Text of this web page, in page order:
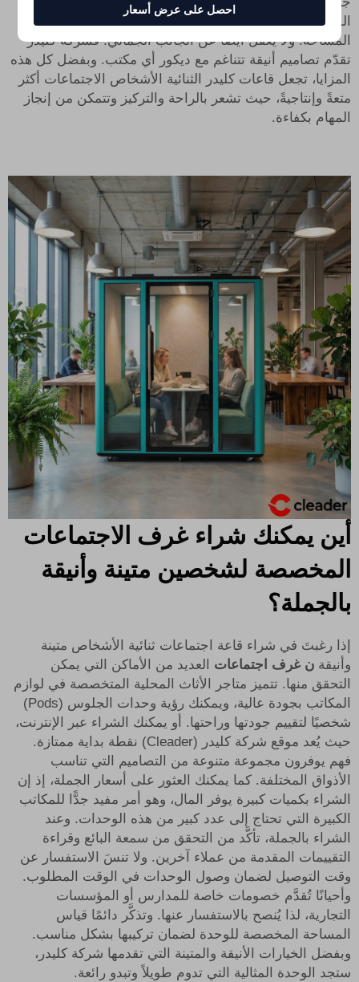
المحمولة والقهوة، مما يساعد في الحفاظ على نظافة
المساحة. ولا يُغفل أيضًا عن الجانب الجمالي! فشركة كليدر
تقدّم تصاميم أنيقة تتناغم مع ديكور أي مكتب. وبفضل كل هذه
المزايا، تجعل قاعات كليدر الثنائية الأشخاص الاجتماعات أكثر
متعةً وإنتاجيةً، حيث تشعر بالراحة والتركيز وتتمكن من إنجاز
المهام بكفاءة.
أين يمكنك شراء غرف الاجتماعات
المخصصة لشخصين متينة وأنيقة
بالجملة؟
إذا رغبتَ في شراء قاعة اجتماعات ثنائية الأشخاص متينة
وأنيقة ن غرف اجتماعات
العديد من الأماكن التي يمكن
التحقق منها. تتميز متاجر الأثاث المحلية المتخصصة في لوازم
المكاتب بجودة عالية، ويمكنك رؤية وحدات الجلوس (Pods)
شخصيًا لتقييم جودتها وراحتها. أو يمكنك الشراء عبر الإنترنت،
حيث يُعد موقع شركة كليدر (Cleader) نقطة بداية ممتازة.
فهم يوفرون مجموعة متنوعة من التصاميم التي تناسب
الأذواق المختلفة. كما يمكنك العثور على أسعار الجملة، إذ إن
الشراء بكميات كبيرة يوفر المال، وهو أمر مفيد جدًّا للمكاتب
الكبيرة التي تحتاج إلى عدد كبير من هذه الوحدات. وعند
الشراء بالجملة، تأكَّد من التحقق من سمعة البائع وقراءة
التقييمات المقدمة من عملاء آخرين. ولا تنسَ الاستفسار عن
وقت التوصيل لضمان وصول الوحدات في الوقت المطلوب.
وأحيانًا تُقدَّم خصومات خاصة للمدارس أو المؤسسات
التجارية، لذا يُنصح بالاستفسار عنها. وتذكَّر دائمًا قياس
المساحة المخصصة للوحدة لضمان تركيبها بشكل مناسب.
وبفضل الخيارات الأنيقة والمتينة التي تقدمها شركة كليدر،
ستجد الوحدة المثالية التي تدوم طويلاً وتبدو رائعة.
احصل على عرض أسعار